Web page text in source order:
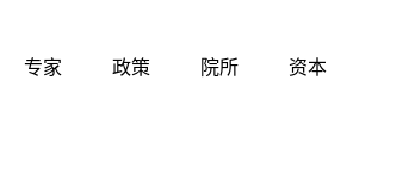
专家 政策 院所 资本